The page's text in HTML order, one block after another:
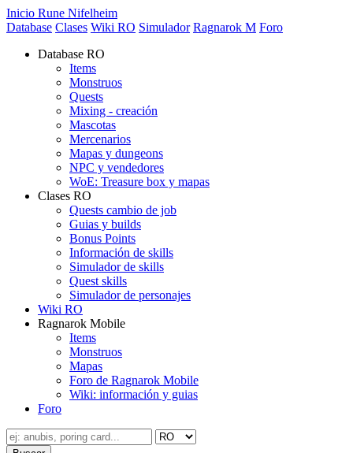
Inicio Rune Nifelheim
Database Clases Wiki RO Simulador Ragnarok M Foro
Database RO
Items
Monstruos
Quests
Mixing - creación
Mascotas
Mercenarios
Mapas y dungeons
NPC y vendedores
WoE: Treasure box y mapas
Clases RO
Quests cambio de job
Guias y builds
Bonus Points
Información de skills
Simulador de skills
Quest skills
Simulador de personajes
Wiki RO
Ragnarok Mobile
Items
Monstruos
Mapas
Foro de Ragnarok Mobile
Wiki: información y guias
Foro